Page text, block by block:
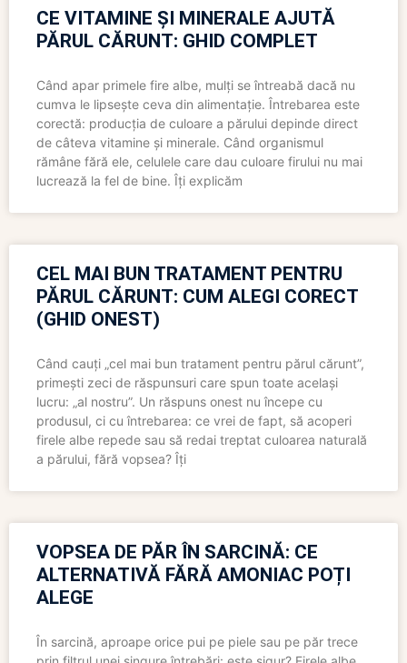
CE VITAMINE ȘI MINERALE AJUTĂ
PĂRUL CĂRUNT: GHID COMPLET
Când apar primele fire albe, mulți se întreabă dacă nu
cumva le lipsește ceva din alimentație. Întrebarea este
corectă: producția de culoare a părului depinde direct
de câteva vitamine și minerale. Când organismul
rămâne fără ele, celulele care dau culoare firului nu mai
lucrează la fel de bine. Îți explicăm
CEL MAI BUN TRATAMENT PENTRU
PĂRUL CĂRUNT: CUM ALEGI CORECT
(GHID ONEST)
Când cauți „cel mai bun tratament pentru părul cărunt”,
primești zeci de răspunsuri care spun toate același
lucru: „al nostru”. Un răspuns onest nu începe cu
produsul, ci cu întrebarea: ce vrei de fapt, să acoperi
firele albe repede sau să redai treptat culoarea naturală
a părului, fără vopsea? Îți
VOPSEA DE PĂR ÎN SARCINĂ: CE
ALTERNATIVĂ FĂRĂ AMONIAC POȚI
ALEGE
În sarcină, aproape orice pui pe piele sau pe păr trece